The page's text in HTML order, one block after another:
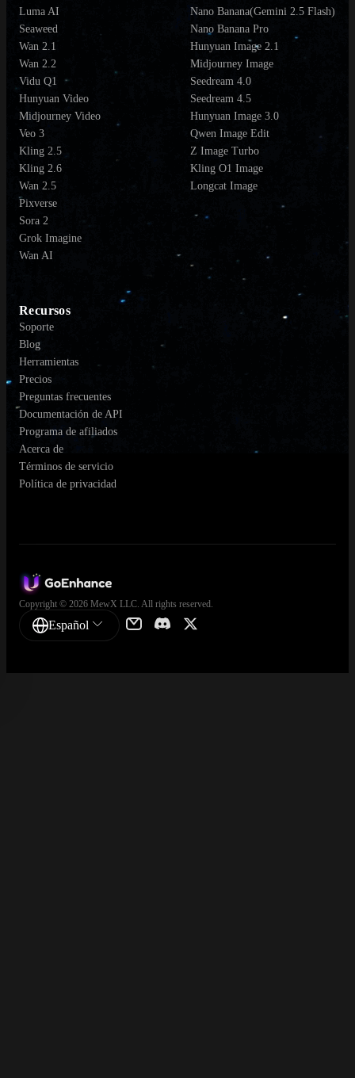
Luma AI
Seaweed
Wan 2.1
Wan 2.2
Vidu Q1
Hunyuan Video
Midjourney Video
Veo 3
Kling 2.5
Kling 2.6
Wan 2.5
Pixverse
Sora 2
Grok Imagine
Wan AI
Nano Banana(Gemini 2.5 Flash)
Nano Banana Pro
Hunyuan Image 2.1
Midjourney Image
Seedream 4.0
Seedream 4.5
Hunyuan Image 3.0
Qwen Image Edit
Z Image Turbo
Kling O1 Image
Longcat Image
Recursos
Soporte
Blog
Herramientas
Precios
Preguntas frecuentes
Documentación de API
Programa de afiliados
Acerca de
Términos de servicio
Política de privacidad
Copyright © 2026 MewX LLC. All rights reserved.
Español